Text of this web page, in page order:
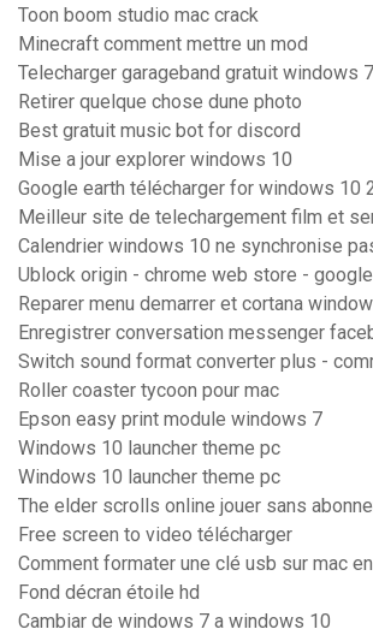
Toon boom studio mac crack
Minecraft comment mettre un mod
Telecharger garageband gratuit windows 7
Retirer quelque chose dune photo
Best gratuit music bot for discord
Mise a jour explorer windows 10
Google earth télécharger for windows 10
Meilleur site de telechargement film et
Calendrier windows 10 ne synchronise
Ublock origin - chrome web store - google
Reparer menu demarrer et cortana
Enregistrer conversation messenger
Switch sound format converter plus -
Roller coaster tycoon pour mac
Epson easy print module windows 7
Windows 10 launcher theme pc
Windows 10 launcher theme pc
The elder scrolls online jouer sans
Free screen to video télécharger
Comment formater une clé usb sur mac
Fond décran étoile hd
Cambiar de windows 7 a windows 10